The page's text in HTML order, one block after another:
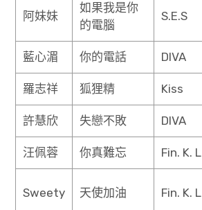
阿妹妹
如果我是你
的電腦
S.E.S
藍心湄 你的電話 DIVA
羅志祥 狐狸精 Kiss
許慧欣 失戀不敗 DIVA
汪佩蓉 你真難忘 Fin. K. L
Sweety 天使加油 Fin. K. L